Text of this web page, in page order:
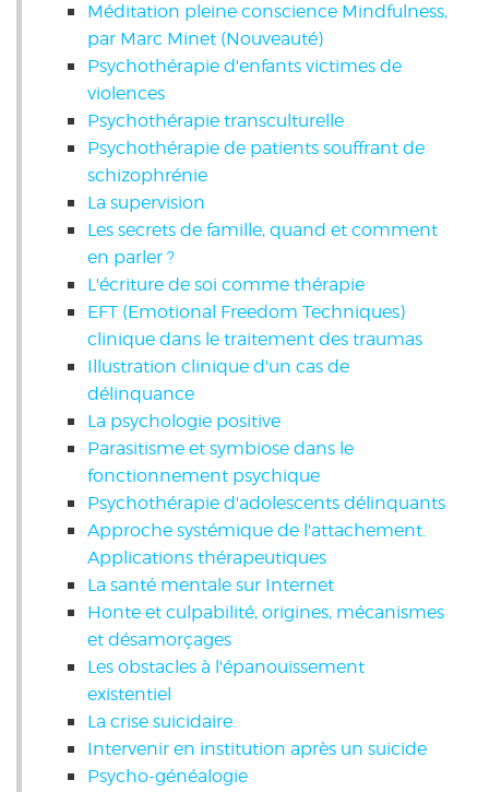
Méditation pleine conscience Mindfulness,
par Marc Minet (Nouveauté)
Psychothérapie d'enfants victimes de
violences
Psychothérapie transculturelle
Psychothérapie de patients souffrant de
schizophrénie
La supervision
Les secrets de famille, quand et comment
en parler ?
L'écriture de soi comme thérapie
EFT (Emotional Freedom Techniques)
clinique dans le traitement des traumas
Illustration clinique d'un cas de
délinquance
La psychologie positive
Parasitisme et symbiose dans le
fonctionnement psychique
Psychothérapie d'adolescents délinquants
Approche systémique de l'attachement.
Applications thérapeutiques
La santé mentale sur Internet
Honte et culpabilité, origines, mécanismes
et désamorçages
Les obstacles à l'épanouissement
existentiel
La crise suicidaire
Intervenir en institution après un suicide
Psycho-généalogie